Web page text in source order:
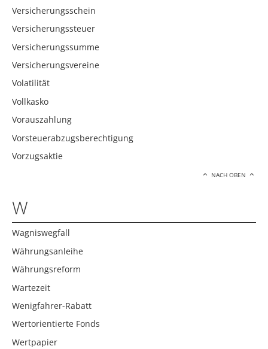
Versicherungsschein
Versicherungssteuer
Versicherungssumme
Versicherungsvereine
Volatilität
Vollkasko
Vorauszahlung
Vorsteuerabzugsberechtigung
Vorzugsaktie
NACH OBEN
W
Wagniswegfall
Währungsanleihe
Währungsreform
Wartezeit
Wenigfahrer-Rabatt
Wertorientierte Fonds
Wertpapier